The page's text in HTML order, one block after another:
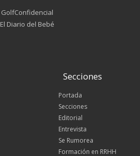
GolfConfidencial
El Diario del Bebé
Secciones
Portada
Secciones
Editorial
Entrevista
Se Rumorea
Formación en RRHH